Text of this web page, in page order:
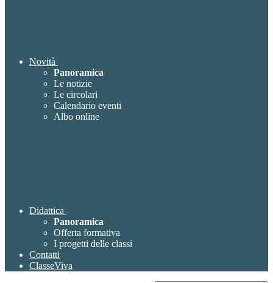
Novità
Panoramica
Le notizie
Le circolari
Calendario eventi
Albo online
Didattica
Panoramica
Offerta formativa
I progetti delle classi
Contatti
ClasseViva